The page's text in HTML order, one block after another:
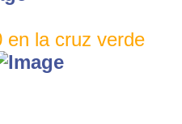
en la cruz verde